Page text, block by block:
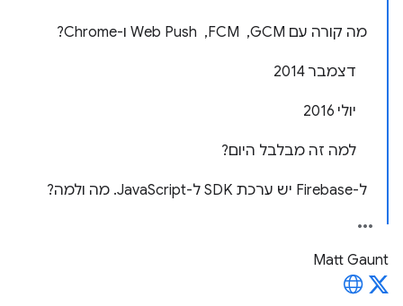
מה קורה עם GCM, ‏ FCM, ‏ Web Push ו-Chrome?
דצמבר 2014
יולי 2016
למה זה מבלבל היום?
ל-Firebase יש ערכת SDK ל-JavaScript. מה ולמה?
Matt Gaunt